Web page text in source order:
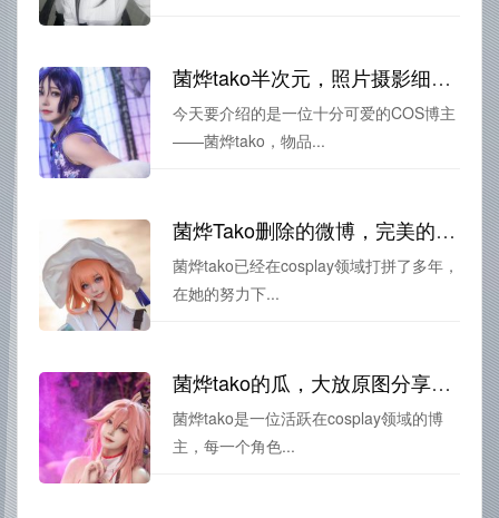
菌烨tako半次元，照片摄影细节精致
今天要介绍的是一位十分可爱的COS博主
——菌烨tako，物品...
菌烨Tako删除的微博，完美的作品集，美不胜收。
菌烨tako已经在cosplay领域打拼了多年，
在她的努力下...
菌烨tako的瓜，大放原图分享，尽情下载吧
菌烨tako是一位活跃在cosplay领域的博
主，每一个角色...